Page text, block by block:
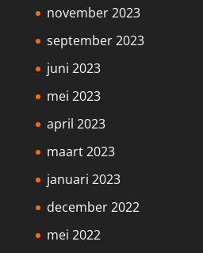
november 2023
september 2023
juni 2023
mei 2023
april 2023
maart 2023
januari 2023
december 2022
mei 2022